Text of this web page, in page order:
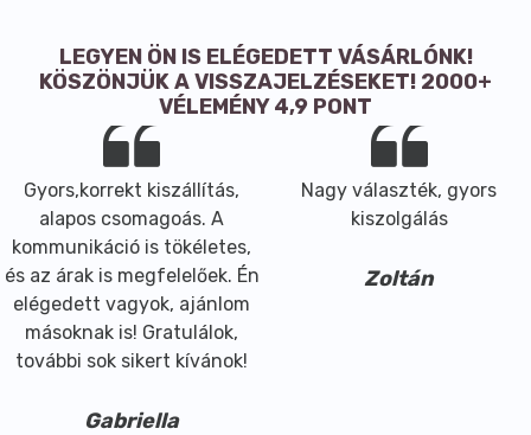
LEGYEN ÖN IS ELÉGEDETT VÁSÁRLÓNK!
KÖSZÖNJÜK A VISSZAJELZÉSEKET! 2000+
VÉLEMÉNY 4,9 PONT
Gyors,korrekt kiszállítás,
alapos csomagoás. A
kommunikáció is tökéletes,
és az árak is megfelelőek. Én
elégedett vagyok, ajánlom
másoknak is! Gratulálok,
további sok sikert kívánok!
Gabriella
Nagy választék, gyors
kiszolgálás
Zoltán